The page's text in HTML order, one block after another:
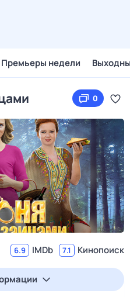
Премьеры недели
0
6.9 IMDb 7.1 Кинопоиск